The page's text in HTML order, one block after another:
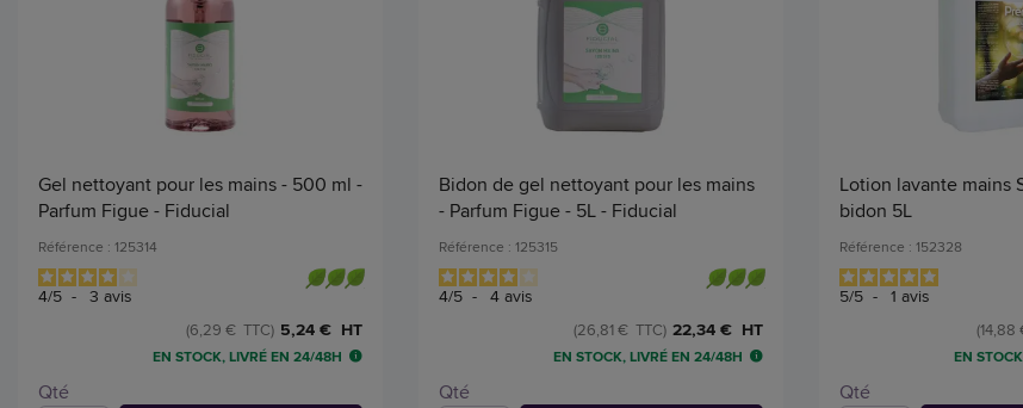
Gel nettoyant pour les mains - 500 ml -
Parfum Figue - Fiducial
Référence : 125314
4/5 - 3 avis
5,24 € HT
(6,29 € TTC)
EN STOCK, LIVRÉ EN 24/48H
Qté
Bidon de gel nettoyant pour les mains
- Parfum Figue - 5L - Fiducial
Référence : 125315
4/5 - 4 avis
22,34 € HT
(26,81 € TTC)
EN STOCK, LIVRÉ EN 24/48H
Qté
Lotion lavante mains
bidon 5L
Référence : 152328
5/5 - 1 avis
(14,88
EN
Qté